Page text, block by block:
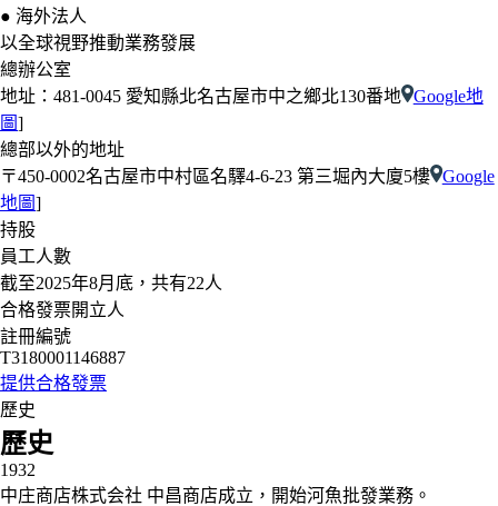
● 海外法人
以全球視野推動業務發展
總辦公室
地址：481-0045 愛知縣北名古屋市中之鄉北130番地
Google地
圖]
總部以外的地址
〒450-0002名古屋市中村區名驛4-6-23 第三堀內大廈5樓
Google
地圖]
持股
員工人數
截至2025年8月底，共有22人
合格發票開立人
註冊編號
T3180001146887
提供合格發票
歷史
歷史
1932
中庄商店株式会社 中昌商店成立，開始河魚批發業務。